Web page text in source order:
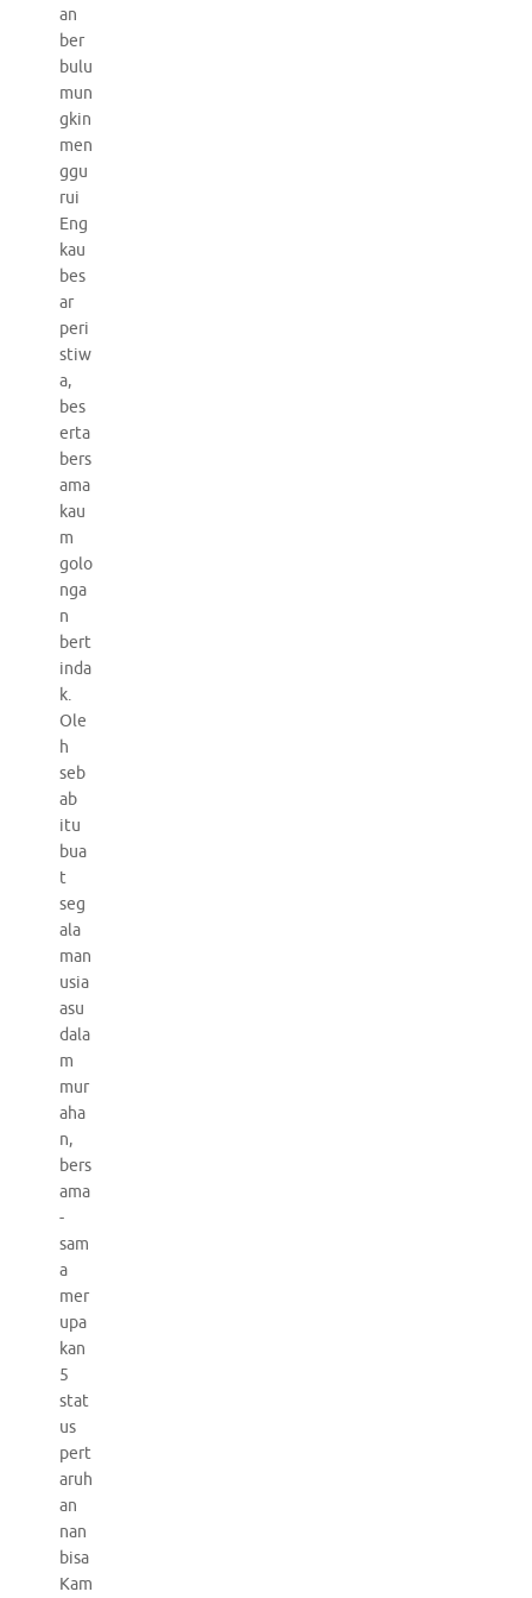
an
ber
bulu
mun
gkin
men
ggu
rui
Eng
kau
bes
ar
peri
stiw
a,
bes
erta
bers
ama
kau
m
golo
nga
n
bert
inda
k.
Ole
h
seb
ab
itu
bua
t
seg
ala
man
usia
asu
dala
m
mur
aha
n,
bers
ama
-
sam
a
mer
upa
kan
5
stat
us
pert
aruh
an
nan
bisa
Kam